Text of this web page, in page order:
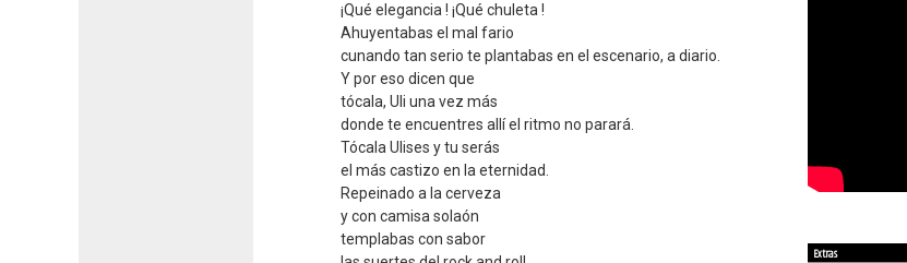
¡Qué elegancia ! ¡Qué chuleta !
Ahuyentabas el mal fario
cunando tan serio te plantabas en el escenario, a diario.
Y por eso dicen que
tócala, Uli una vez más
donde te encuentres allí el ritmo no parará.
Tócala Ulises y tu serás
el más castizo en la eternidad.
Repeinado a la cerveza
y con camisa solaón
templabas con sabor
Extras